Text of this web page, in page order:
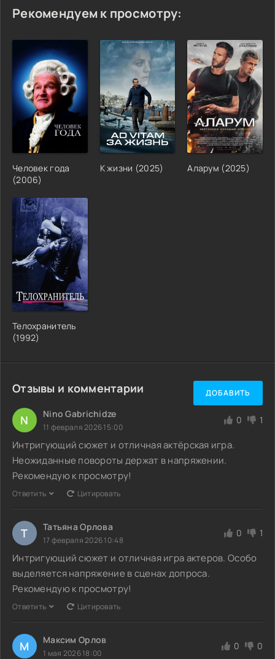
Рекомендуем к просмотру:
Человек года
(2006)
К жизни (2025) Аларум (2025)
Телохранитель
(1992)
Отзывы и комментарии ДОБАВИТЬ
N Nino Gabrichidze
11 февраля 2026 15:00
0 1
Интригующий сюжет и отличная актёрская игра.
Неожиданные повороты держат в напряжении.
Рекомендую к просмотру!
Ответить Цитировать
Т Татьяна Орлова
17 февраля 2026 10:48
0 1
Интригующий сюжет и отличная игра актеров. Особо
выделяется напряжение в сценах допроса.
Рекомендую к просмотру!
Ответить Цитировать
М Максим Орлов
1 мая 2026 18:00
0 0